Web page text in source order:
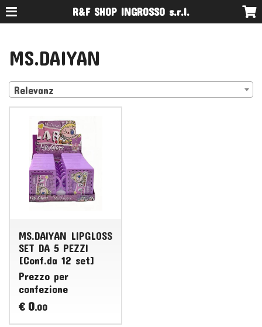
R&F SHOP INGROSSO s.r.l.
MS.DAIYAN
Relevanz
MS.DAIYAN LIPGLOSS
SET DA 5 PEZZI
[Conf.da 12 set]
Prezzo per
confezione
€ 0,00